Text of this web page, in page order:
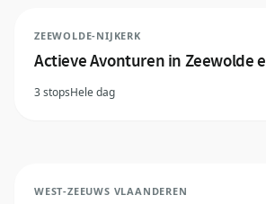
ZEEWOLDE-NIJKERK
Actieve Avonturen in Zeewolde
3 stopsHele dag
WEST-ZEEUWS VLAANDEREN